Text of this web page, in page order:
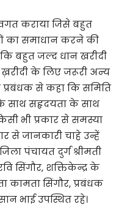
कराया जिसे बहुत
का समाधान करने की
कि बहुत जल्द धान खरीदी
के लिए जरूरी अन्य
प्रबंधक से कहा कि समिति
साथ सहृदयता के साथ
भी प्रकार से समस्या
से जानकारी चाहे उन्हें
पंचायत दुर्ग श्रीमती
सिंगौर, शक्तिकेन्द्र के
कामता सिंगौर, प्रबंधक
भाई उपस्थित रहे।